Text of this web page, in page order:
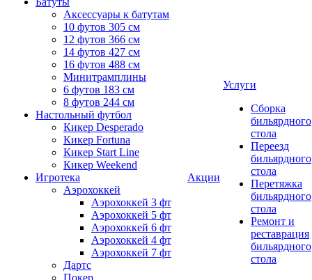
Аксессуары к батутам
10 футов 305 см
12 футов 366 см
14 футов 427 см
16 футов 488 см
Минитрамплины
6 футов 183 см
8 футов 244 см
Настольный футбол
Кикер Desperado
Кикер Fortuna
Кикер Start Line
Кикер Weekend
Игротека
Аэрохоккей
Аэрохоккей 3 фт
Аэрохоккей 5 фт
Аэрохоккей 6 фт
Аэрохоккей 4 фт
Аэрохоккей 7 фт
Дартс
Покер
Акции
Услуги
Сборка
бильярдного
стола
Переезд
бильярдного
стола
Перетяжка
бильярдного
стола
Ремонт и
реставрация
бильярдного
стола